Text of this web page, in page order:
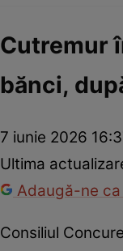
Cutremur
bănci,
7 iunie 2026
Ultima
Adaugă-ne
Consiliul